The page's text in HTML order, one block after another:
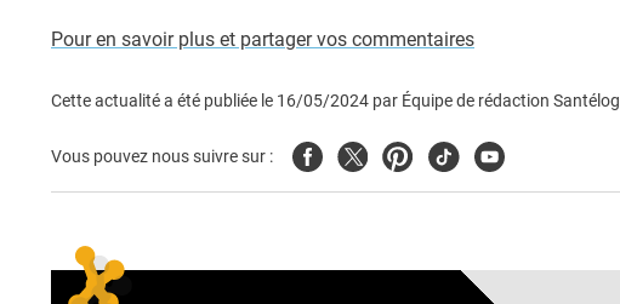
Pour en savoir plus et partager vos commentaires
Cette actualité a été publiée le 16/05/2024 par Équipe de rédaction Santélog
Vous pouvez nous suivre sur : FacebookTwitterPinterest
TiktokYoutube